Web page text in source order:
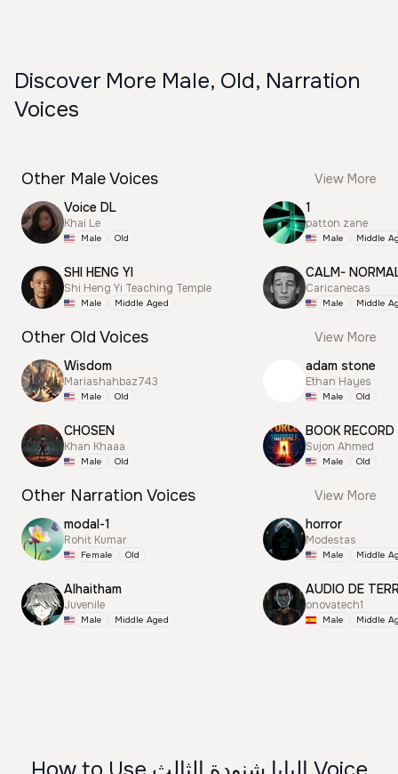
Discover More Male, Old, Narration
Voices
Other Male Voices
View More
Voice DL
Khai Le
Male Old
SHI HENG YI
Shi Heng Yi Teaching Temple
Male Middle Aged
1
patton zane
Male Middle
CALM-
Caricanecas
Male Middle
Other Old Voices
View More
Wisdom
Mariashahbaz743
Male Old
CHOSEN
Khan Khaaa
Male Old
adam stone
Ethan Hayes
Male Old
BOOK
Sujon Ahmed
Male Old
Other Narration Voices
View More
modal-1
Rohit Kumar
Female Old
Alhaitham
Juvenile
Male Middle Aged
horror
Modestas
Male Middle
AUDIO DE
onovatech1
Male Middle